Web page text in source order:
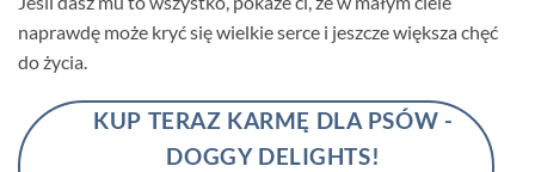
naprawdę może kryć się wielkie serce i jeszcze większa chęć
do życia.
KUP TERAZ KARMĘ DLA PSÓW -
DOGGY DELIGHTS!